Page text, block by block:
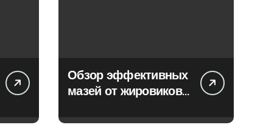
Обзор эффективных
мазей от жировиков
эффектом